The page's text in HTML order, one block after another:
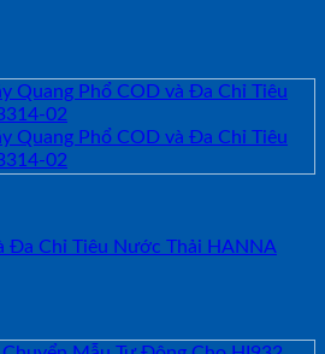
Đa Chỉ Tiêu Nước Thải HANNA